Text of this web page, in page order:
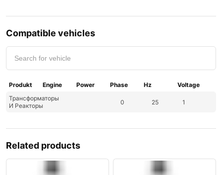
Compatible vehicles
Produkt Engine Power Phase Hz
Voltage
Трансформаторы
И Реакторы
0 25 1
Related products